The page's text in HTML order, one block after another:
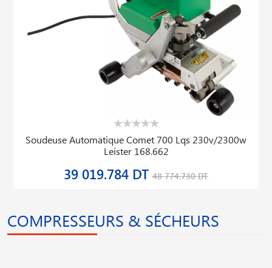
Soudeuse Automatique Comet 700 Lqs 230v/2300w
Leister 168.662
39 019.784 DT 48 774.730 DT
COMPRESSEURS & SÉCHEURS